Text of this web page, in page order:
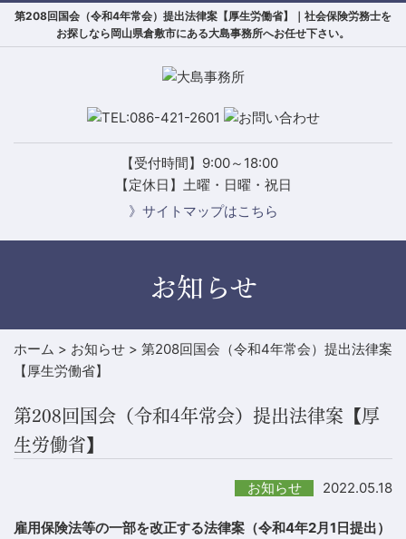
第208回国会（令和4年常会）提出法律案【厚生労働省】｜社会保険労務士を
お探しなら岡山県倉敷市にある大島事務所へお任せ下さい。
【受付時間】9:00～18:00
【定休日】土曜・日曜・祝日
》サイトマップはこちら
お知らせ
ホーム > お知らせ > 第208回国会（令和4年常会）提出法律案
【厚生労働省】
第208回国会（令和4年常会）提出法律案【厚
生労働省】
お知らせ 2022.05.18
雇用保険法等の一部を改正する法律案（令和4年2月1日提出）